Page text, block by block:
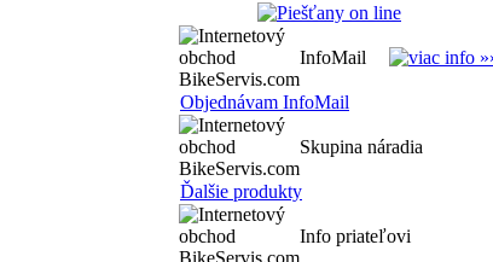
InfoMail
Objednávam InfoMail
Skupina náradia
Ďalšie produkty
Info priateľovi